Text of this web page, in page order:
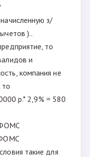
з/
)..
то
и
компания не
то
р.* 2,9% = 580
такие для